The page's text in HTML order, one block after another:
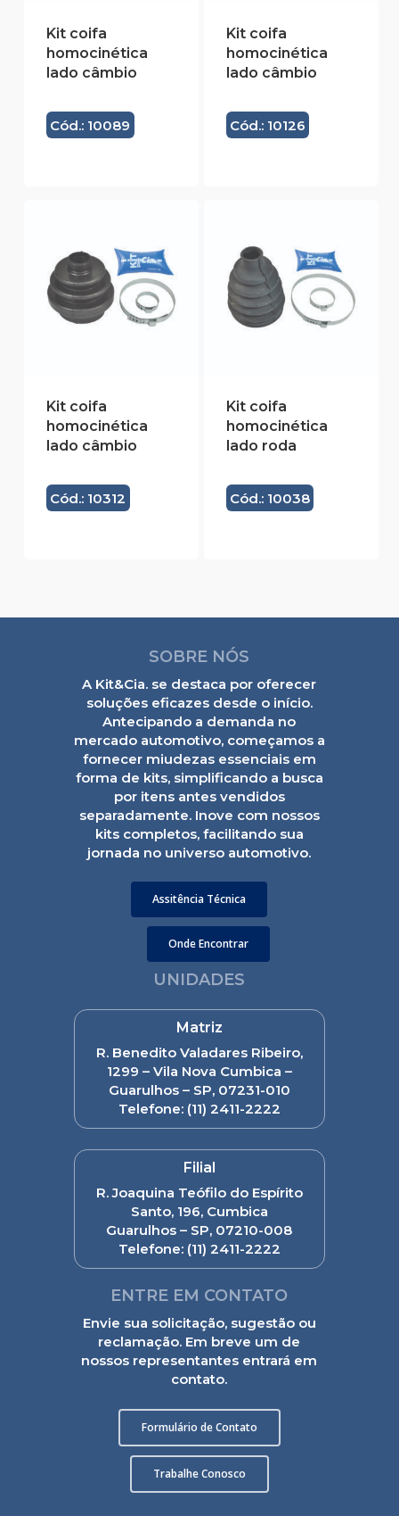
Kit coifa
homocinética
lado câmbio
Cód.: 10089
Kit coifa
homocinética
lado câmbio
Cód.: 10126
Kit coifa
homocinética
lado câmbio
Cód.: 10312
Kit coifa
homocinética
lado roda
Cód.: 10038
SOBRE NÓS
A Kit&Cia. se destaca por oferecer
soluções eficazes desde o início.
Antecipando a demanda no
mercado automotivo, começamos a
fornecer miudezas essenciais em
forma de kits, simplificando a busca
por itens antes vendidos
separadamente. Inove com nossos
kits completos, facilitando sua
jornada no universo automotivo.
Assitência Técnica
Onde Encontrar
UNIDADES
Matriz
R. Benedito Valadares Ribeiro,
1299 – Vila Nova Cumbica –
Guarulhos – SP, 07231-010
Telefone: (11) 2411-2222
Filial
R. Joaquina Teófilo do Espírito
Santo, 196, Cumbica
Guarulhos – SP, 07210-008
Telefone:(11) 2411-2222
ENTRE EM CONTATO
Envie sua solicitação, sugestão ou
reclamação. Em breve um de
nossos representantes entrará em
contato.
Formulário de Contato
Trabalhe Conosco